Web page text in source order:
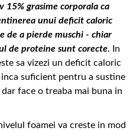
15% grasime corporala ca
unui deficit caloric
de a pierde muschi - chiar
de proteine sunt corecte. In
sa vizezi un deficit caloric
suficient pentru a sustine
face o treaba mai buna in
foamei va creste in mod